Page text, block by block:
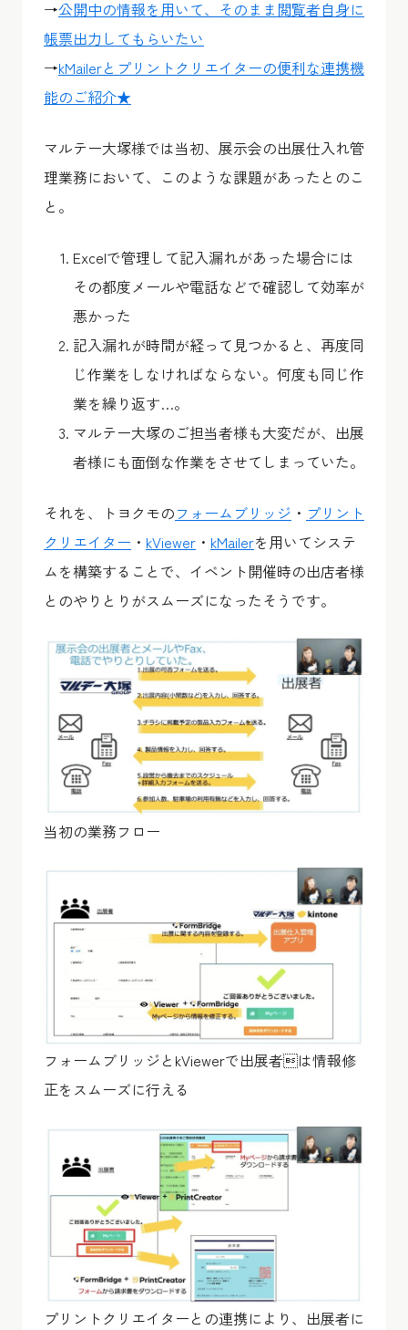
→公開中の情報を用いて、そのまま閲覧者自身に
帳票出力してもらいたい
→kMailerとプリントクリエイターの便利な連携機
能のご紹介★
マルテー大塚様では当初、展示会の出展仕入れ管
理業務において、このような課題があったとのこ
と。
Excelで管理して記入漏れがあった場合には
その都度メールや電話などで確認して効率が
悪かった
記入漏れが時間が経って見つかると、再度同
じ作業をしなければならない。何度も同じ作
業を繰り返す…。
マルテー大塚のご担当者様も大変だが、出展
者様にも面倒な作業をさせてしまっていた。
それを、トヨクモのフォームブリッジ ・ プリント
クリエイター ・ kViewer ・ kMailerを用いてシステ
ムを構築することで、イベント開催時の出店者様
とのやりとりがスムーズになったそうです。
当初の業務フロー
フォームブリッジとkViewerで出展者は情報修
正をスムーズに行える
プリントクリエイターとの連携により、出展者に